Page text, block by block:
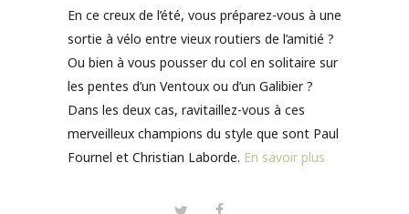
En ce creux de l’été, vous préparez-vous à une
sortie à vélo entre vieux routiers de l’amitié ?
Ou bien à vous pousser du col en solitaire sur
les pentes d’un Ventoux ou d’un Galibier ?
Dans les deux cas, ravitaillez-vous à ces
merveilleux champions du style que sont Paul
Fournel et Christian Laborde. En savoir plus